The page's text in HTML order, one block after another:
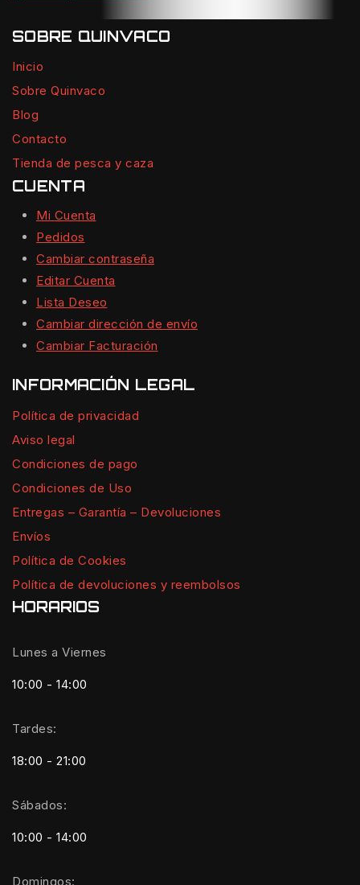
SOBRE QUINVACO
Inicio
Sobre Quinvaco
Blog
Contacto
Tienda de pesca y caza
CUENTA
Mi Cuenta
Pedidos
Cambiar contraseña
Editar Cuenta
Lista Deseo
Cambiar dirección de envío
Cambiar Facturación
INFORMACIÓN LEGAL
Política de privacidad
Aviso legal
Condiciones de pago
Condiciones de Uso
Entregas – Garantía – Devoluciones
Envíos
Política de Cookies
Política de devoluciones y reembolsos
HORARIOS
Lunes a Viernes
10:00 - 14:00
Tardes:
18:00 - 21:00
Sábados:
10:00 - 14:00
Domingos: